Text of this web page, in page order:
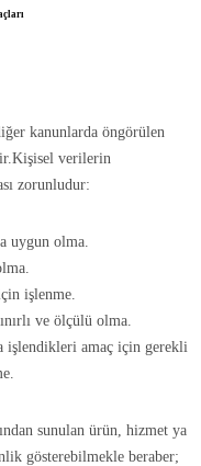
kanunlarda öngörülen
verilerin
zorunludur:
uygun olma.
işlenme.
ve ölçülü olma.
işlendikleri amaç için gerekli
sunulan ürün, hizmet ya
gösterebilmekle beraber;